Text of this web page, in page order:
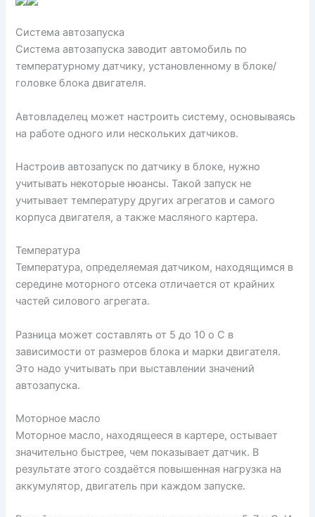
Система автозапуска
Система автозапуска заводит автомобиль по
температурному датчику, установленному в блоке/
головке блока двигателя.
Автовладелец может настроить систему, основываясь
на работе одного или нескольких датчиков.
Настроив автозапуск по датчику в блоке, нужно
учитывать некоторые нюансы. Такой запуск не
учитывает температуру других агрегатов и самого
корпуса двигателя, а также масляного картера.
Температура
Температура, определяемая датчиком, находящимся в
середине моторного отсека отличается от крайних
частей силового агрегата.
Разница может составлять от 5 до 10 о С в
зависимости от размеров блока и марки двигателя.
Это надо учитывать при выставлении значений
автозапуска.
Моторное масло
Моторное масло, находящееся в картере, остывает
значительно быстрее, чем показывает датчик. В
результате этого создаётся повышенная нагрузка на
аккумулятор, двигатель при каждом запуске.